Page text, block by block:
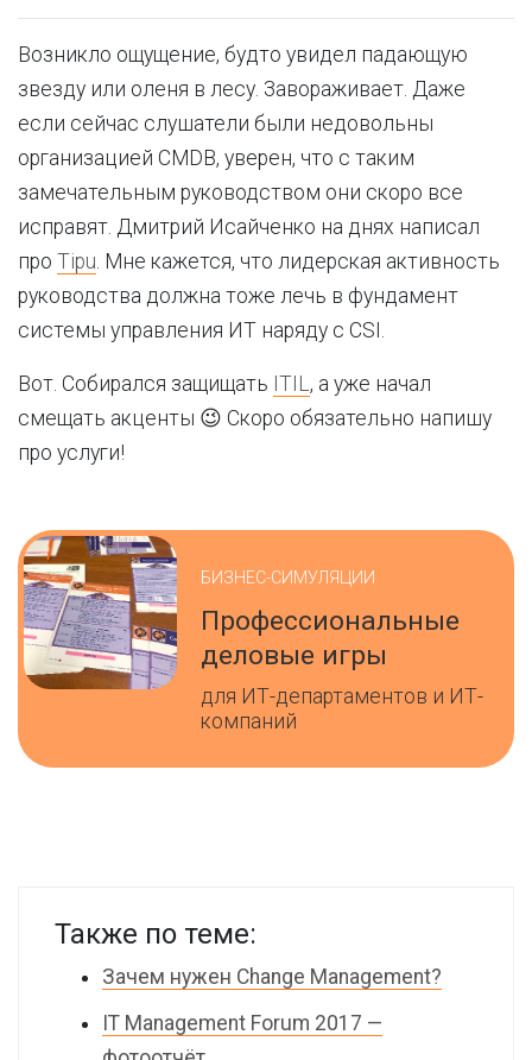
Возникло ощущение, будто увидел падающую
звезду или оленя в лесу. Завораживает. Даже
если сейчас слушатели были недовольны
организацией CMDB, уверен, что с таким
замечательным руководством они скоро все
исправят. Дмитрий Исайченко на днях написал
про Tipu. Мне кажется, что лидерская активность
руководства должна тоже лечь в фундамент
системы управления ИТ наряду с CSI.
Вот. Собирался защищать ITIL, а уже начал
смещать акценты 😉 Скоро обязательно напишу
про услуги!
БИЗНЕС-СИМУЛЯЦИИ
Профессиональные
деловые игры
для ИТ-департаментов и ИТ-
компаний
Также по теме:
Зачем нужен Change Management?
IT Management Forum 2017 —